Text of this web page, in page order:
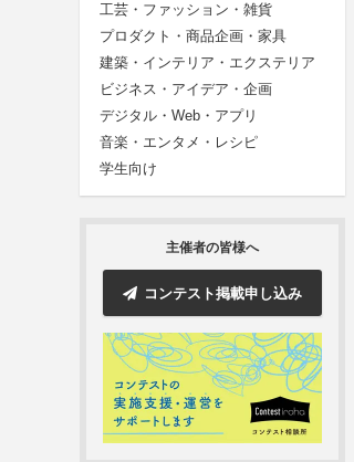
工芸・ファッション・雑貨
プロダクト・商品企画・家具
建築・インテリア・エクステリア
ビジネス・アイデア・企画
デジタル・Web・アプリ
音楽・エンタメ・レシピ
学生向け
主催者の皆様へ
コンテスト掲載申し込み